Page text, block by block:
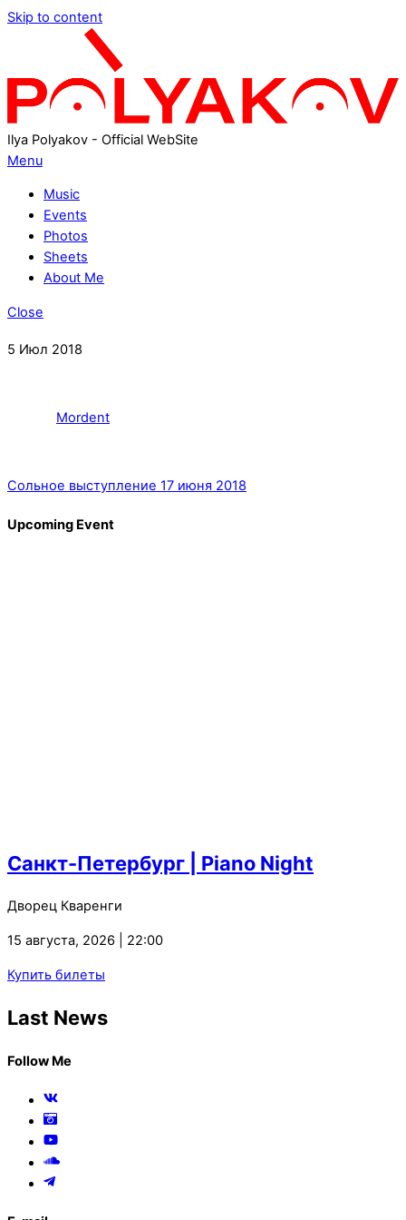
Skip to content
Ilya Polyakov - Official WebSite
Menu
Music
Events
Photos
Sheets
About Me
Close
5 Июл 2018
Mordent
Сольное выступление 17 июня 2018
Upcoming Event
Санкт-Петербург | Piano Night
Дворец Кваренги
15 августа, 2026 | 22:00
Купить билеты
Last News
Follow Me